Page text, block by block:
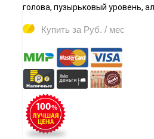
голова, пузырьковый уровень,
Купить за Руб. / мес